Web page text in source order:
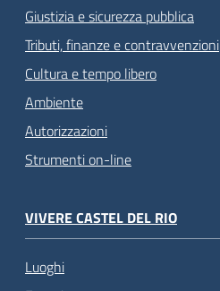
Giustizia e sicurezza pubblica
Tributi, finanze e contravvenzioni
Cultura e tempo libero
Ambiente
Autorizzazioni
Strumenti on-line
VIVERE CASTEL DEL RIO
Luoghi